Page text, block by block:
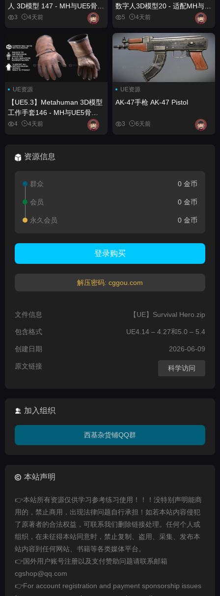
人 3D模型 147 - MH与UE5骨骼
系统 - 已绑定 Surgery Gloves
Metahuman 3D model 147 -
MH & UE5 Skeletons - Rigged
3 4天前
数字人3D模型20 - 适配MH与
UE5骨骼 - 已绑定骨骼
Cyberpunk Outfit Metahuman
3D model 20 - MH & UE5
Skeletons - Rigged
5 4天前
UE资源
【UE5.3】Metahuman 3D模型
工作手套146 - MH与UE5骨架 -
已绑定骨骼 Work gloves for
Metahuman 3D model 146 -
4 4天前
UE资源
AK-47手枪 AK-47 Pistol
3 6天前
资源信息
群众 0 金币
会员 0 金币
永久会员 0 金币
登录购买
解压密码: cggou.com
文件信息 【UE】Survival Hero.zip
包含格式 UE4.14 – 4.27和5.0 – 5.4
创建日期 2026-06-09
原文链接 科学访问
加入组织
西基杂货铺QQ群
本站声明
👉本站所有资源仅供学习参考练习使用！！！没特别声明能商
用的，禁止商用，出现法律问题自行承担！如若本站内容侵犯
了原著者的合法权益，可联系我们删除链接处理。任何个人或
组织，在未征得本站同意时，禁止复制、盗用、采集、发布本
站内容到任何网站、书籍等各类媒体平台。
👉国外用户账号注册以及支付赞助问题请联系邮箱
cgshop@qq.com
👉For account registration and payment sponsorship issues